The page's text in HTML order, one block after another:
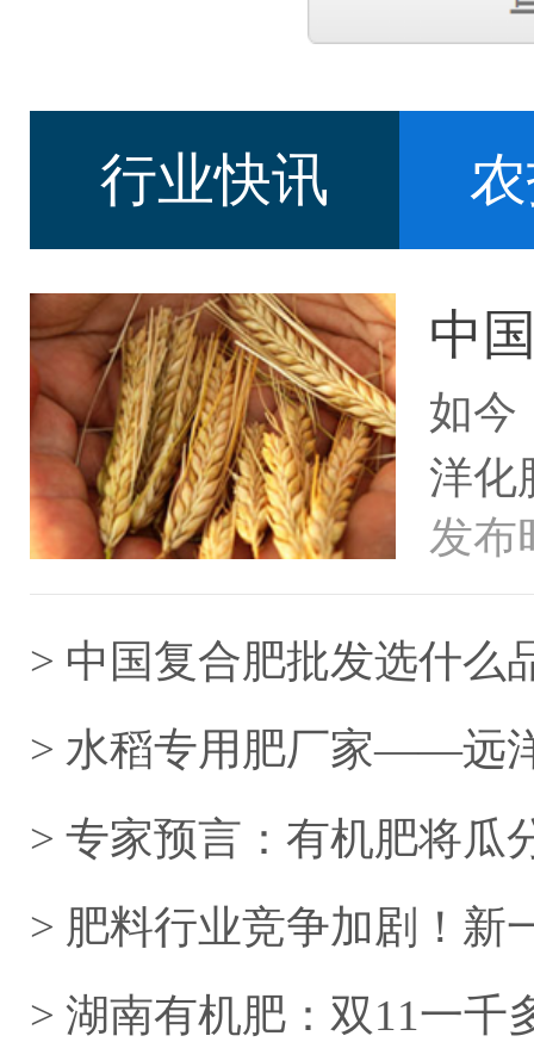
行业快讯
中
如今
洋化
海外
发布
> 中国复合肥批发选什么
> 水稻专用肥厂家——远
> 专家预言：有机肥将瓜
> 肥料行业竞争加剧！新
立足？
> 湖南有机肥：双11一千